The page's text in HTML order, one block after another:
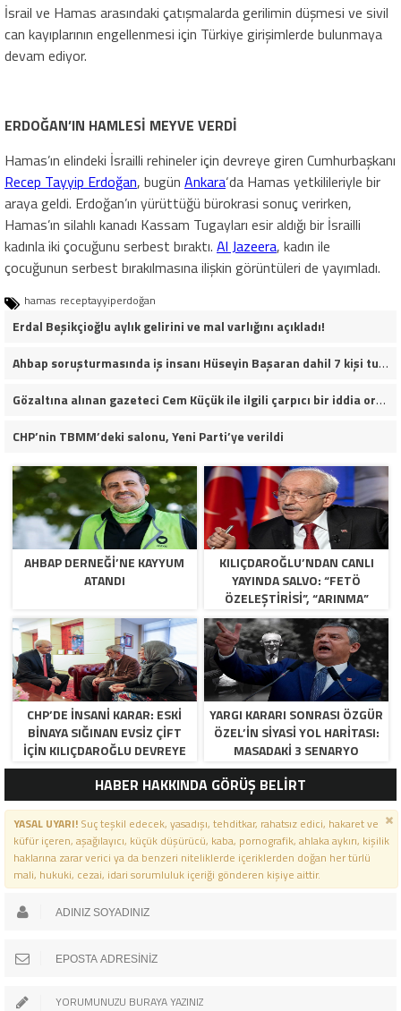
İsrail ve Hamas arasındaki çatışmalarda gerilimin düşmesi ve sivil
can kayıplarının engellenmesi için Türkiye girişimlerde bulunmaya
devam ediyor.
ERDOĞAN’IN HAMLESİ MEYVE VERDİ
Hamas’ın elindeki İsrailli rehineler için devreye giren Cumhurbaşkanı
Recep Tayyip Erdoğan, bugün Ankara‘da Hamas yetkilileriyle bir
araya geldi. Erdoğan’ın yürüttüğü bürokrasi sonuç verirken,
Hamas’ın silahlı kanadı Kassam Tugayları esir aldığı bir İsrailli
kadınla iki çocuğunu serbest bıraktı. Al Jazeera, kadın ile
çocuğunun serbest bırakılmasına ilişkin görüntüleri de yayımladı.
hamas receptayyiperdoğan
Erdal Beşikçioğlu aylık gelirini ve mal varlığını açıkladı!
Ahbap soruşturmasında iş insanı Hüseyin Başaran dahil 7 kişi tutuklandı.
Gözaltına alınan gazeteci Cem Küçük ile ilgili çarpıcı bir iddia ortaya atıldı.
CHP’nin TBMM’deki salonu, Yeni Parti’ye verildi
AHBAP DERNEĞI’NE KAYYUM
ATANDI
KILIÇDAROĞLU’NDAN CANLI
YAYINDA SALVO: “FETÖ
ÖZELEŞTIRISI”, “ARINMA”
RESTI VE KURULTAY TAKVIMI!
CHP’DE İNSANI KARAR: ESKI
BINAYA SIĞINAN EVSIZ ÇIFT
İÇIN KILIÇDAROĞLU DEVREYE
GIRDI!
YARGI KARARI SONRASI ÖZGÜR
ÖZEL’IN SIYASI YOL HARITASI:
MASADAKI 3 SENARYO
HABER HAKKINDA GÖRÜŞ BELİRT
YASAL UYARI!Suç teşkil edecek, yasadışı, tehditkar, rahatsız edici, hakaret ve
küfür içeren, aşağılayıcı, küçük düşürücü, kaba, pornografik, ahlaka aykırı, kişilik
haklarına zarar verici ya da benzeri niteliklerde içeriklerden doğan her türlü
mali, hukuki, cezai, idari sorumluluk içeriği gönderen kişiye aittir.